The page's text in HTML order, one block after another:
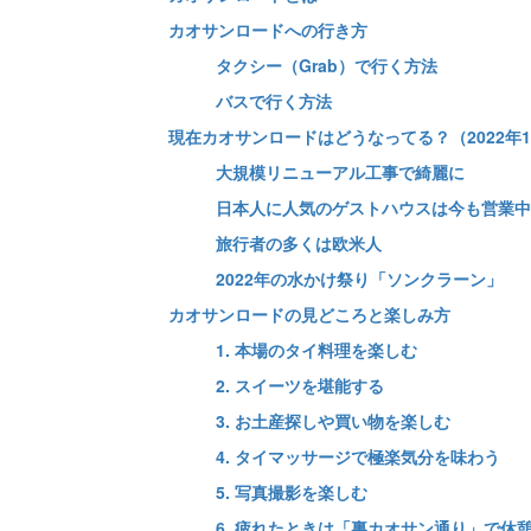
カオサンロードへの行き方
タクシー（Grab）で行く方法
バスで行く方法
現在カオサンロードはどうなってる？（2022年
大規模リニューアル工事で綺麗に
日本人に人気のゲストハウスは今も営業中
旅行者の多くは欧米人
2022年の水かけ祭り「ソンクラーン」
カオサンロードの見どころと楽しみ方
1. 本場のタイ料理を楽しむ
2. スイーツを堪能する
3. お土産探しや買い物を楽しむ
4. タイマッサージで極楽気分を味わう
5. 写真撮影を楽しむ